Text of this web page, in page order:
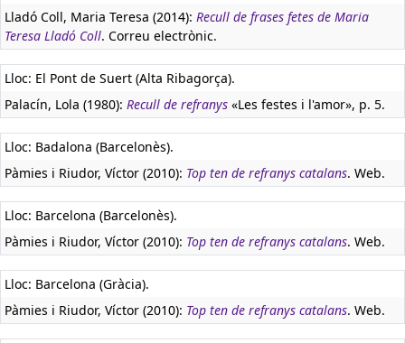
Lladó Coll, Maria Teresa (2014): Recull de frases fetes de Maria
Teresa Lladó Coll. Correu electrònic.
Lloc: El Pont de Suert (Alta Ribagorça).
Palacín, Lola (1980): Recull de refranys «Les festes i l'amor», p. 5.
Lloc: Badalona (Barcelonès).
Pàmies i Riudor, Víctor (2010): Top ten de refranys catalans. Web.
Lloc: Barcelona (Barcelonès).
Pàmies i Riudor, Víctor (2010): Top ten de refranys catalans. Web.
Lloc: Barcelona (Gràcia).
Pàmies i Riudor, Víctor (2010): Top ten de refranys catalans. Web.